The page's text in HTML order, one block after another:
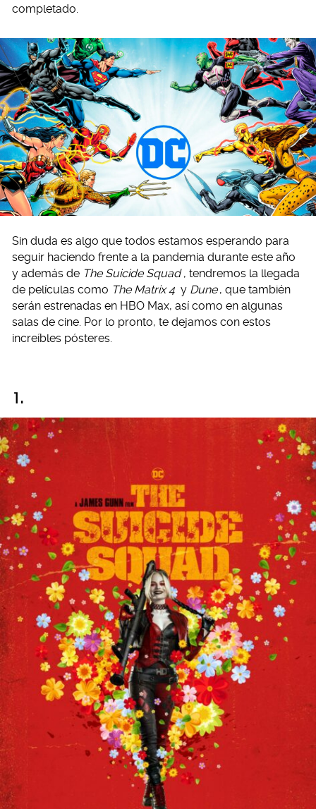
completado.
Sin duda es algo que todos estamos esperando para
seguir haciendo frente a la pandemia durante este año
y además de The Suicide Squad , tendremos la llegada
de películas como The Matrix 4 yDune , que también
serán estrenadas en HBO Max, así como en algunas
salas de cine. Por lo pronto, te dejamos con estos
increíbles pósteres.
1.